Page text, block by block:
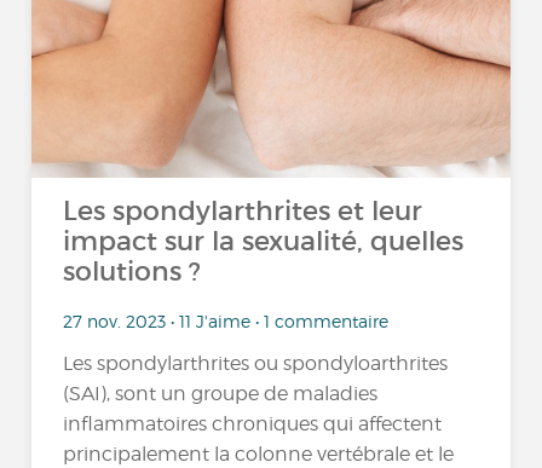
Les spondylarthrites et leur
impact sur la sexualité, quelles
solutions ?
27 nov. 2023 • 11 J'aime • 1 commentaire
Les spondylarthrites ou spondyloarthrites
(SAI), sont un groupe de maladies
inflammatoires chroniques qui affectent
principalement la colonne vertébrale et le